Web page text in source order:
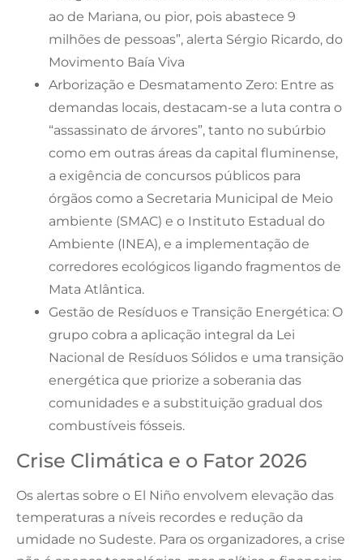
ao de Mariana, ou pior, pois abastece 9
milhões de pessoas”, alerta Sérgio Ricardo, do
Movimento Baía Viva
Arborização e Desmatamento Zero: Entre as
demandas locais, destacam-se a luta contra o
“assassinato de árvores”, tanto no subúrbio
como em outras áreas da capital fluminense,
a exigência de concursos públicos para
órgãos como a Secretaria Municipal de Meio
ambiente (SMAC) e o Instituto Estadual do
Ambiente (INEA), e a implementação de
corredores ecológicos ligando fragmentos de
Mata Atlântica.
Gestão de Resíduos e Transição Energética: O
grupo cobra a aplicação integral da Lei
Nacional de Resíduos Sólidos e uma transição
energética que priorize a soberania das
comunidades e a substituição gradual dos
combustíveis fósseis.
Crise Climática e o Fator 2026
Os alertas sobre o El Niño envolvem elevação das
temperaturas a níveis recordes e redução da
umidade no Sudeste. Para os organizadores, a crise